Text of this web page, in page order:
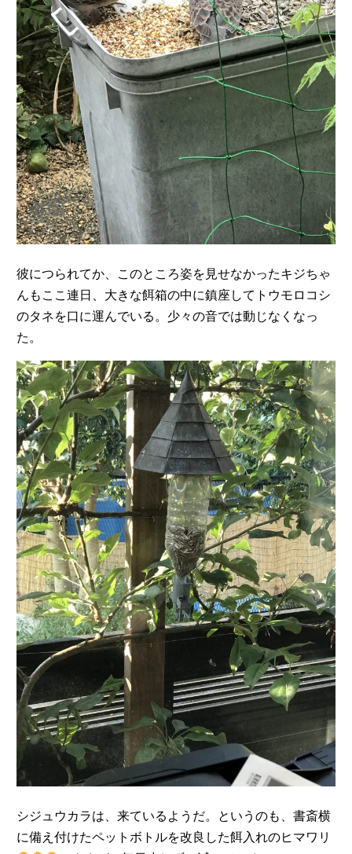
彼につられてか、このところ姿を見せなかったキジちゃ
んもここ連日、大きな餌箱の中に鎮座してトウモロコシ
のタネを口に運んでいる。少々の音では動じなくなっ
た。
シジュウカラは、来ているようだ。というのも、書斎横
に備え付けたペットボトルを改良した餌入れのヒマワリ